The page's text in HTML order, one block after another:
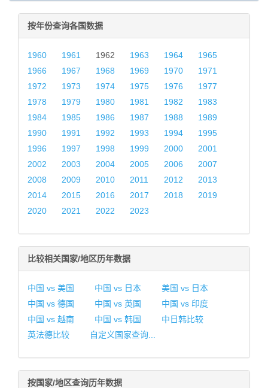
按年份查询各国数据
1960 1961 1962 1963 1964
1965
1966
1967 1968 1969 1970
1971
1972
1973 1974 1975 1976
1977
1978
1979 1980 1981 1982
1983
1984
1985 1986 1987 1988
1989
1990
1991 1992 1993 1994
1995
1996
1997 1998 1999 2000
2001
2002
2003 2004 2005 2006
2007
2008
2009 2010 2011 2012
2013
2014
2015 2016 2017 2018
2019
2020
2021 2022 2023
比较相关国家/地区历年数据
中国 vs 美国 中国 vs 日本
美国 vs 日本
中国 vs 德国
中国 vs 英国
中国 vs 印度
中国 vs 越南
中国 vs 韩国
中日韩比较
英法德比较
自定义国家查询...
按国家/地区查询历年数据